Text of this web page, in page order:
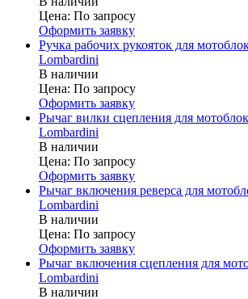
Цена: По запросу
Оформить заявку
Ручка рабочих рукояток для
Lombardini
В наличии
Цена: По запросу
Оформить заявку
Рычаг вилки сцепления для
Lombardini
В наличии
Цена: По запросу
Оформить заявку
Рычаг включения реверса для
Lombardini
В наличии
Цена: По запросу
Оформить заявку
Рычаг включения сцепления для
Lombardini
В наличии